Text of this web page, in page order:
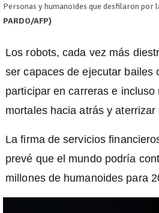
Personas y humanoides que desfilaron por
PARDO/AFP)
Los robots, cada vez más
ser capaces de ejecutar bailes
participar en carreras e incluso
mortales hacia atrás y aterrizar
La firma de servicios
prevé que el mundo podría
millones de humanoides para